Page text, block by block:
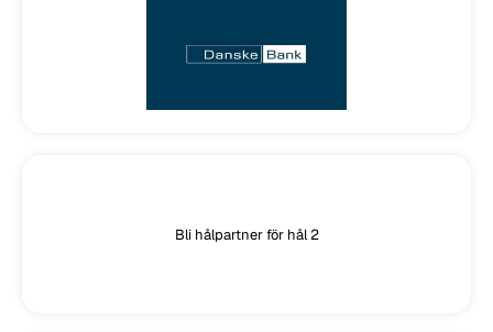
Bli hålpartner för hål 2